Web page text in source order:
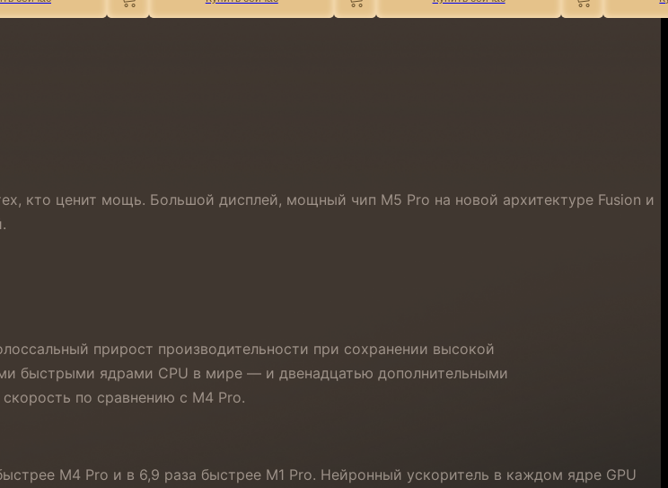
кто ценит мощь. Большой дисплей, мощный чип M5 Pro на новой архитектуре Fusion и
прирост производительности при сохранении высокой
быстрыми ядрами CPU в мире — и двенадцатью дополнительными
по сравнению с M4 Pro.
M4 Pro и в 6,9 раза быстрее M1 Pro. Нейронный ускоритель в каждом ядре GPU